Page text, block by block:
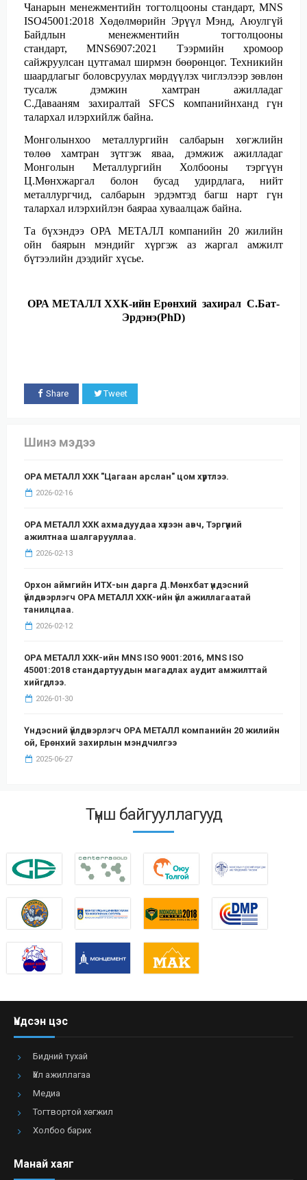
Чанарын менежментийн тогтолцооны стандарт, MNS
ISO45001:2018 Хөдөлмөрийн Эрүүл Мэнд, Аюулгүй
Байдлын менежментийн тогтолцооны
стандарт, MNS6907:2021 Тээрмийн хромоор
сайжруулсан цутгамал ширмэн бөөрөнцөг. Техникийн
шаардлагыг боловсруулах мөрдүүлэх чиглэлээр зөвлөн
тусалж дэмжин хамтран ажилладаг
С.Давааням захиралтай SFCS компанийнханд гүн
талархал илэрхийлж байна.
Монголынхоо металлургийн салбарын хөгжлийн
төлөө хамтран зүтгэж яваа, дэмжиж ажилладаг
Монголын Металлургийн Холбооны тэргүүн
Ц.Мөнхжаргал болон бусад удирдлага, нийт
металлургчид, салбарын эрдэмтэд багш нарт гүн
талархал илэрхийлэн баяраа хуваалцаж байна.
Та бүхэндээ ОРА МЕТАЛЛ компанийн 20 жилийн
ойн баярын мэндийг хүргэж аз жаргал амжилт
бүтээлийн дээдийг хүсье.
ОРА МЕТАЛЛ ХХК-ийн Ерөнхий захирал С.Бат-
Эрдэнэ(PhD)
Share Tweet
Шинэ мэдээ
ОРА МЕТАЛЛ ХХК "Цагаан арслан" цом хүртлээ.
2026-02-16
ОРА МЕТАЛЛ ХХК ахмадуудаа хүлээн авч, Тэргүүний
ажилтнаа шалгарууллаа.
2026-02-13
Орхон аймгийн ИТХ-ын дарга Д.Мөнхбат үндэсний
үйлдвэрлэгч ОРА МЕТАЛЛ ХХК-ийн үйл ажиллагаатай
танилцлаа.
2026-02-12
ОРА МЕТАЛЛ ХХК-ийн MNS ISO 9001:2016, MNS ISO
45001:2018 стандартуудын магадлах аудит амжилттай
хийгдлээ.
2026-01-30
Үндэсний үйлдвэрлэгч ОРА МЕТАЛЛ компанийн 20 жилийн
ой, Ерөнхий захирлын мэндчилгээ
2025-06-27
Түнш байгууллагууд
Үндсэн цэс
Бидний тухай
Үйл ажиллагаа
Медиа
Тогтвортой хөгжил
Холбоо барих
Манай хаяг